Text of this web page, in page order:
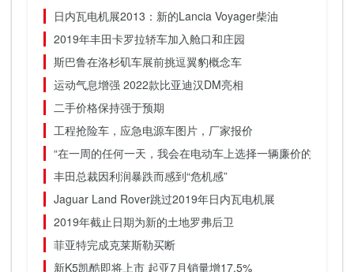
日内瓦电机展2013：新的Lancia Voyager柴油
2019年丰田卡罗拉轿车加入舱口和庄园
斯巴鲁在洛杉矶车展前挑逗翼豹概念车
运动气息增强 2022款比亚迪汉DM亮相
二手价格保持强于预期
工程抢险车，应急电源车图片，厂家报价
“在一周的任何一天，我会在电动车上选择一辆廉价的老刘卡”
丰田总裁因利润暴跌而感到“危机感”
Jaguar Land Rover跳过2019年日内瓦电机展
2019年截止日期为新的土地罗弗后卫
菲亚特完成克莱斯勒买断
新K5凯酷即将上市 起亚7月销量增17.5%